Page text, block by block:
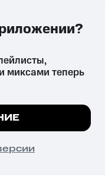
вред здоровью,
установленную
все
миксами теперь